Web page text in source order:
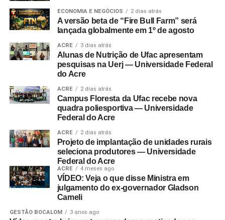
ECONOMIA E NEGÓCIOS 2 dias atrás
A versão beta de “Fire Bull Farm” será
lançada globalmente em 1º de agosto
ACRE 3 dias atrás
Alunas de Nutrição de Ufac apresentam
pesquisas na Uerj — Universidade Federal
do Acre
ACRE 2 dias atrás
Campus Floresta da Ufac recebe nova
quadra poliesportiva — Universidade
Federal do Acre
ACRE 2 dias atrás
Projeto de implantação de unidades rurais
seleciona produtores — Universidade
Federal do Acre
ACRE 4 meses ago
VÍDEO: Veja o que disse Ministra em
julgamento do ex-governador Gladson
Cameli
GESTÃO BOCALOM 3 anos ago